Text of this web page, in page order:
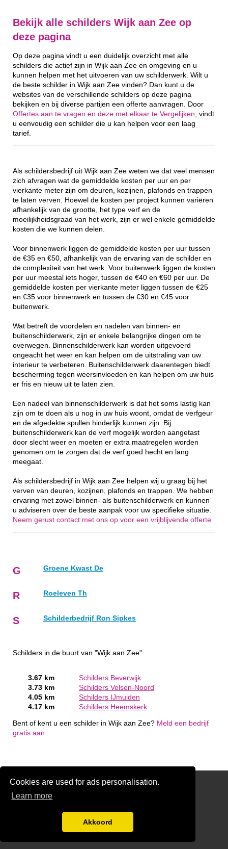
Cookies are used for ads personalisation.
Learn more
Akkoord
Bekijk alle schilders Wijk aan Zee op
deze pagina
Op deze pagina vindt u een duidelijk overzicht met alle
schilders die actief zijn in Wijk aan Zee en omgeving en u
kunnen helpen met het uitvoeren van uw schilderwerk. Wilt u
de beste schilder in Wijk aan Zee vinden? Dan kunt u de
websites van de verschillende schilders op deze pagina
bekijken en bij diverse partijen een offerte aanvragen. Door
Offertes aan te vragen en deze met elkaar te Vergelijken , vindt
u eenvoudig een schilder die u kan helpen voor een laag
tarief.
Als schildersbedrijf uit Wijk aan Zee weten we dat veel mensen
zich afvragen wat de gemiddelde kosten per uur en per
vierkante meter zijn om deuren, kozijnen, plafonds en trappen
te laten verven. Hoewel de kosten per project kunnen variëren
afhankelijk van de grootte, het type verf en de
moeilijkheidsgraad van het werk, zijn er wel enkele gemiddelde
kosten die we kunnen delen.
Voor binnenwerk liggen de gemiddelde kosten per uur tussen
de €35 en €50, afhankelijk van de ervaring van de schilder en
de complexiteit van het werk. Voor buitenwerk liggen de kosten
per uur meestal iets hoger, tussen de €40 en €60 per uur. De
gemiddelde kosten per vierkante meter liggen tussen de €25
en €35 voor binnenwerk en tussen de €30 en €45 voor
buitenwerk.
Wat betreft de voordelen en nadelen van binnen- en
buitenschilderwerk, zijn er enkele belangrijke dingen om te
overwegen. Binnenschilderwerk kan worden uitgevoerd
ongeacht het weer en kan helpen om de uitstraling van uw
interieur te verbeteren. Buitenschilderwerk daarentegen biedt
bescherming tegen weersinvloeden en kan helpen om uw huis
er fris en nieuw uit te laten zien.
Een nadeel van binnenschilderwerk is dat het soms lastig kan
zijn om te doen als u nog in uw huis woont, omdat de verfgeur
en de afgedekte spullen hinderlijk kunnen zijn. Bij
buitenschilderwerk kan de verf mogelijk worden aangetast
door slecht weer en moeten er extra maatregelen worden
genomen om te zorgen dat de verf goed hecht en lang
meegaat.
Als schildersbedrijf in Wijk aan Zee helpen wij u graag bij het
verven van deuren, kozijnen, plafonds en trappen. We hebben
ervaring met zowel binnen- als buitenschilderwerk en kunnen
u adviseren over de beste aanpak voor uw specifieke situatie.
Neem gerust contact met ons op voor een vrijblijvende offerte.
G Groene Kwast De
R Roeleven Th
S Schilderbedrijf Ron Sipkes
Schilders in de buurt van "Wijk aan Zee"
3.67 km
Schilders Beverwijk
3.73 km
Schilders Velsen-Noord
4.05 km
Schilders IJmuiden
4.17 km
Schilders Heemskerk
Bent of kent u een schilder in Wijk aan Zee? Meld een bedrijf
gratis aan
Schilder Offerte Aanvragen
links